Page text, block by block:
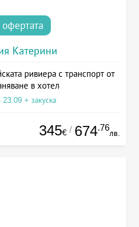
Катерини
ривиера с транспорт от
в хотел
+ закуска
345€ / 674.76
лв.